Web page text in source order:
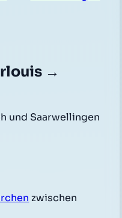
→
und Saarwellingen
zwischen